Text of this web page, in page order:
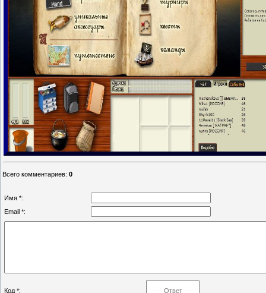
Всего комментариев: 0
Имя *:
Email *:
Код *: